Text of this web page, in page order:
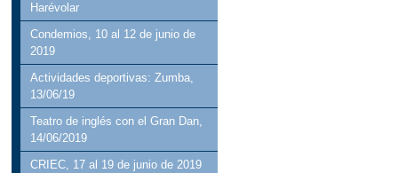
Harévolar
Condemios, 10 al 12 de junio de
2019
Actividades deportivas: Zumba,
13/06/19
Teatro de inglés con el Gran Dan,
14/06/2019
CRIEC, 17 al 19 de junio de 2019